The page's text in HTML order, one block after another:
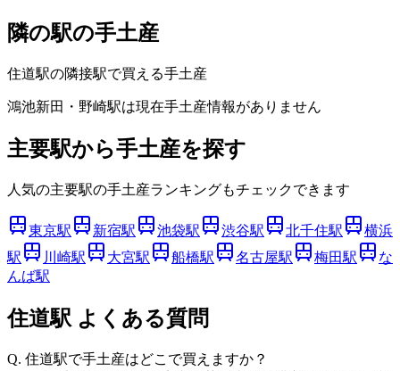
隣の駅の手土産
住道駅の隣接駅で買える手土産
鴻池新田・野崎駅は現在手土産情報がありません
主要駅から手土産を探す
人気の主要駅の手土産ランキングもチェックできます
東京駅 新宿駅 池袋駅 渋谷駅 北千住駅
横浜
駅
川崎駅 大宮駅 船橋駅 名古屋駅 梅田駅
な
んば駅
住道駅 よくある質問
Q. 住道駅で手土産はどこで買えますか？